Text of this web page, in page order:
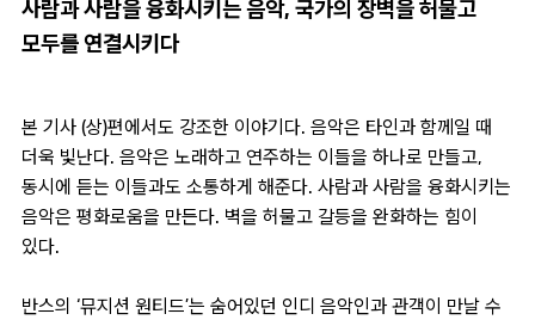
사람과 사람을 융화시키는 음악, 국가의 장벽을 허물고
모두를 연결시키다
본 기사 (상)편에서도 강조한 이야기다. 음악은 타인과 함께일 때
더욱 빛난다. 음악은 노래하고 연주하는 이들을 하나로 만들고,
동시에 듣는 이들과도 소통하게 해준다. 사람과 사람을 융화시키는
음악은 평화로움을 만든다. 벽을 허물고 갈등을 완화하는 힘이
있다.
반스의 ‘뮤지션 원티드’는 숨어있던 인디 음악인과 관객이 만날 수